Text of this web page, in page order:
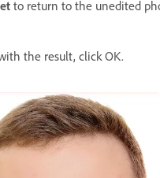
to return to the unedited
the result, click OK.